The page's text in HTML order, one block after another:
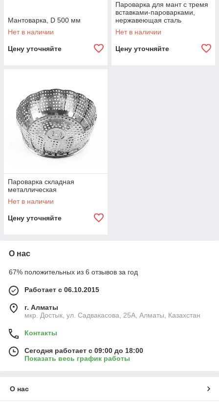
Мантоварка, D 500 мм
Нет в наличии
Цену уточняйте
Пароварка для мант с тремя
вставками-пароварками,
нержавеющая сталь
Нет в наличии
Цену уточняйте
Пароварка складная
металлическая
Нет в наличии
Цену уточняйте
О нас
67% положительных из 6 отзывов за год
Работает с 06.10.2015
г. Алматы
мкр. Достык, ул. Садвакасова, 25А, Алматы, Казахстан
Контакты
Сегодня работает с 09:00 до 18:00
Показать весь график работы
О нас